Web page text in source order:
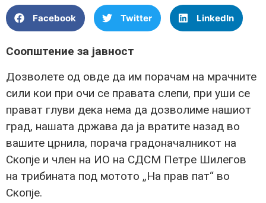
Facebook Twitter LinkedIn
Соопштение за јавност
Дозволете од овде да им порачам на мрачните
сили кои при очи се правата слепи, при уши се
прават глуви дека нема да дозволиме нашиот
град, нашата држава да ја вратите назад во
вашите црнила, порача градоначалникот на
Скопје и член на ИО на СДСМ Петре Шилегов
на трибината под мотото „На прав пат“ во
Скопје.